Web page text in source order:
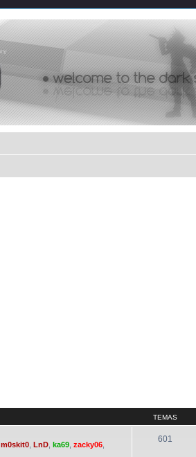
TEMAS
m0skit0 LnD ka69 zacky06
601